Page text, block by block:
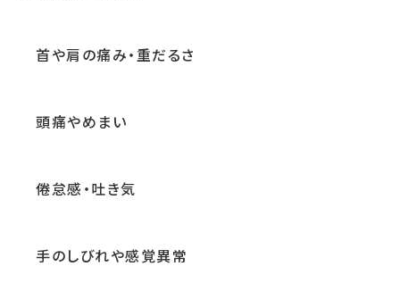
首や肩の痛み・重だるさ
頭痛やめまい
倦怠感・吐き気
手のしびれや感覚異常